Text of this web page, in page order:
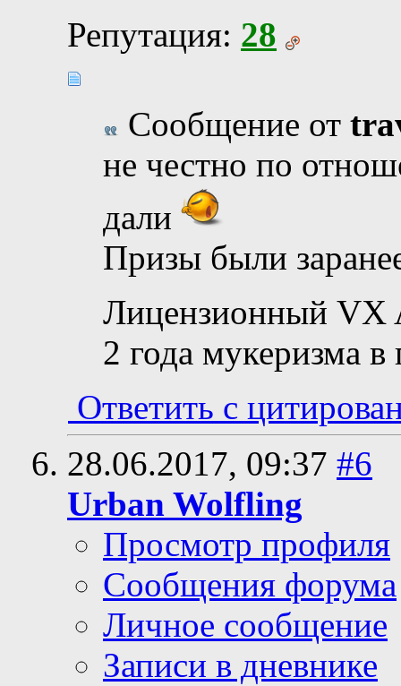
Репутация: 28
Сообщение от
не честно по
дали
Призы были
Лицензионный VX
2 года мукеризма
Ответить с
28.06.2017, 09:37 #6
Urban Wolfling
Просмотр профиля
Сообщения форума
Личное сообщение
Записи в дневнике